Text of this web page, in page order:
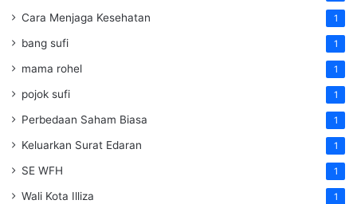
Cara Menjaga Kesehatan 1
bang sufi 1
mama rohel 1
pojok sufi 1
Perbedaan Saham Biasa 1
Keluarkan Surat Edaran 1
SE WFH 1
Wali Kota Illiza 1